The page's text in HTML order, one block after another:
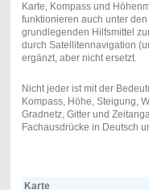
Karte, Kompass und
funktionieren auch unter
grundlegenden Hilfsmittel
durch Satellitennavigation
ergänzt, aber nicht ersetzt.
Nicht jeder ist mit der
Kompass, Höhe, Steigung,
Gradnetz, Gitter und
Fachausdrücke in Deutsch
Karte